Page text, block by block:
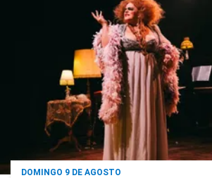
DOMINGO 9 DE AGOSTO